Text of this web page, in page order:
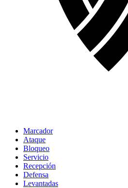
Marcador
Ataque
Bloqueo
Servicio
Recepción
Defensa
Levantadas